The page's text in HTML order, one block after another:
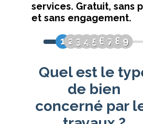
Vous avez besoin d’un plombier
fuite ? Nos experts peuvent
fuite rapidement. Ils interviennent
des demandes générales. Notre
prête à vous aider.